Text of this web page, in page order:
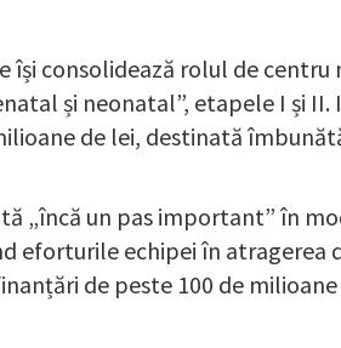
consolidează rolul de
și neonatal”, etapele I și
de lei, destinată
„încă un pas important” în
eforturile echipei în
de peste 100 de